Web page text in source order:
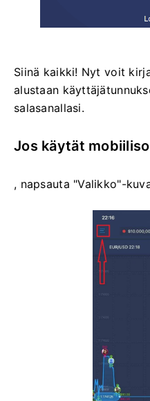
Siinä kaikki! Nyt voit
alustaan
salasanallasi.
Jos käytät
, napsauta "Valikko"-